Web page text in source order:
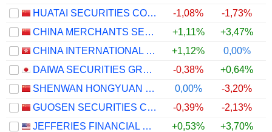
HUATAI SECURITIES CO., LTD.
-1,08% -1,73%
CHINA MERCHANTS SECURITIES CO., LTD.
+1,11% +3,47%
CHINA INTERNATIONAL CAPITAL CORPORATION LIMITED
+1,12% 0,00%
DAIWA SECURITIES GROUP INC.
-0,38% +0,64%
SHENWAN HONGYUAN GROUP CO., LTD.
0,00% -3,20%
GUOSEN SECURITIES CO., LTD.
-0,39% -2,13%
JEFFERIES FINANCIAL GROUP INC.
+0,53% +3,70%